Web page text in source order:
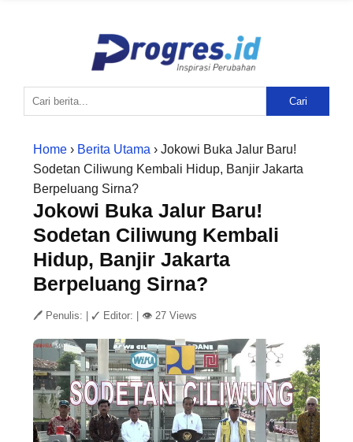
Cari
Home › Berita Utama › Jokowi Buka Jalur Baru!
Sodetan Ciliwung Kembali Hidup, Banjir Jakarta
Berpeluang Sirna?
Jokowi Buka Jalur Baru!
Sodetan Ciliwung Kembali
Hidup, Banjir Jakarta
Berpeluang Sirna?
🖊 Penulis: ✓ Editor: 👁 27 Views